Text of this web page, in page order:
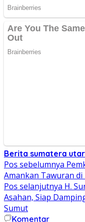
Berita sumatera
Navigasi
pos
Pos sebelumnya
Amankan Tawuran
Pos selanjutnya H.
Asahan, Siap
Sumut
Komentar